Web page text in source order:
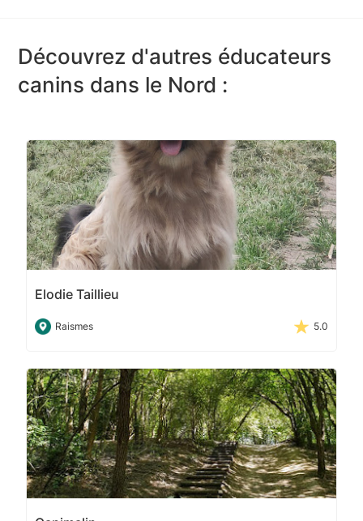
Découvrez d'autres éducateurs
canins dans le Nord :
Elodie Taillieu
Raismes 5.0